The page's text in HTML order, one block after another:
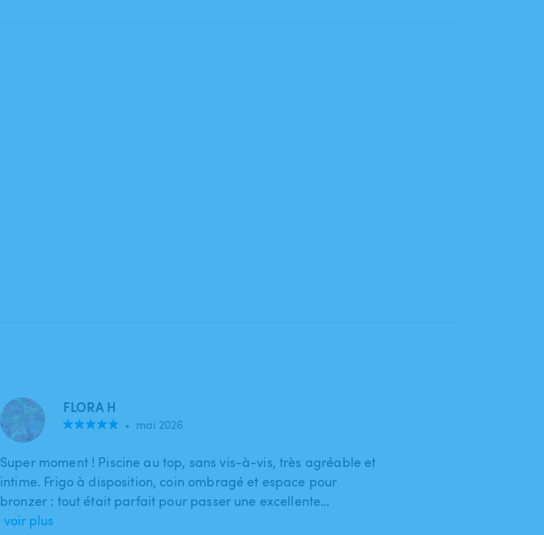
FLORA H
• mai 2026
Super moment ! Piscine au top, sans vis-à-vis, très agréable et
intime. Frigo à disposition, coin ombragé et espace pour
bronzer : tout était parfait pour passer une excellente…
voir plus